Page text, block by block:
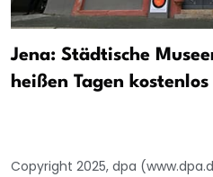
Jena: Städtische
heißen Tagen kostenlos
Copyright 2025, dpa